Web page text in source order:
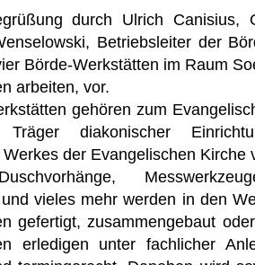
durch Ulrich Canisius,
Betriebsleiter der
Börde-Werkstätten im Raum
arbeiten, vor.
gehören zum
Träger diakonischer
der Evangelischen Kirche
vieles mehr werden in den
gefertigt, zusammengebaut
erledigen unter fachlicher